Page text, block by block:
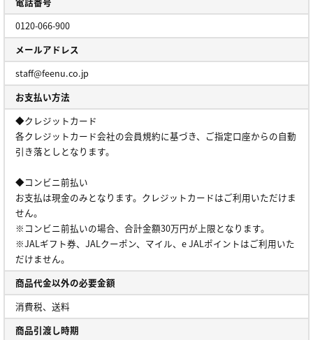
0120-066-900
メールアドレス
staff@feenu.co.jp
お支払い方法
◆クレジットカード
各クレジットカード会社の会員規約に基づき、ご指定口座からの自動
引き落としとなります。
◆コンビニ前払い
お支払は現金のみとなります。クレジットカードはご利用いただけま
せん。
※コンビニ前払いの場合、合計金額30万円が上限となります。
※JALギフト券、JALクーポン、マイル、e JALポイントはご利用いた
だけません。
商品代金以外の必要金額
消費税、送料
商品引渡し時期